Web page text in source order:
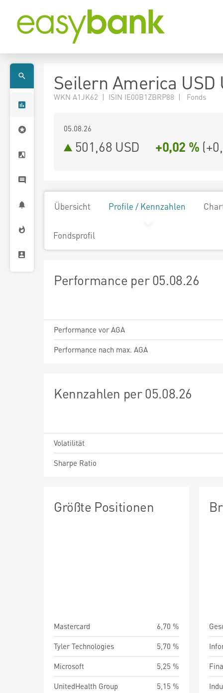
Seilern America USD
WKN A1JK62 | ISIN IE00B1ZBRP88 | Fonds
05.08.26
501,68 USD +0,02 % (
Übersicht Profile / Kennzahlen
Fondsprofil
Performance per 05.08.26
Performance vor AGA
Performance nach max. AGA
Kennzahlen per 05.08.26
Volatilität
Sharpe Ratio
Größte Positionen
Mastercard
6,70 %
Tyler Technologies
5,70 %
Microsoft
5,25 %
UnitedHealth Group
5,15 %